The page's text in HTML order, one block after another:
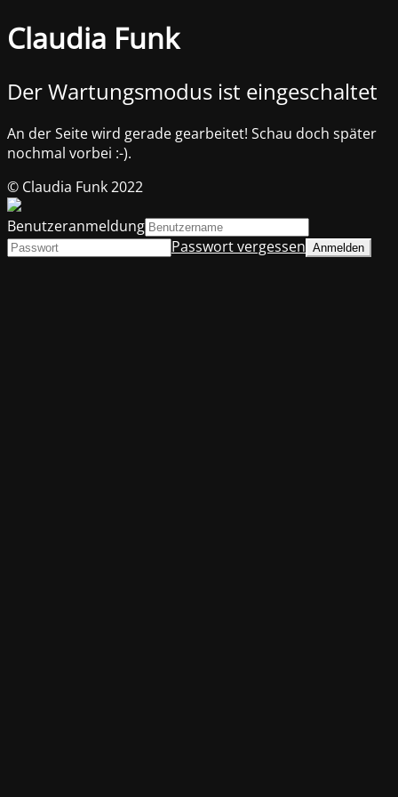
Claudia Funk
Der Wartungsmodus ist eingeschaltet
An der Seite wird gerade gearbeitet! Schau doch später
nochmal vorbei :-).
© Claudia Funk 2022
Benutzeranmeldung
Passwort vergessen